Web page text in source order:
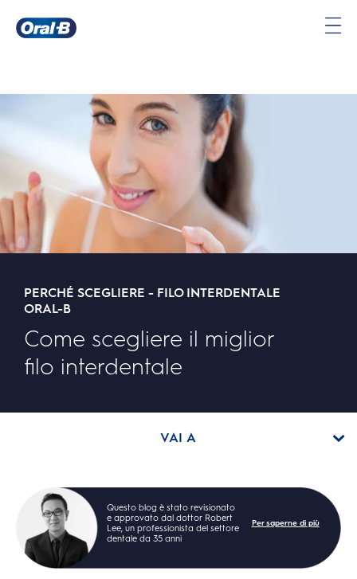
PERCHÉ SCEGLIERE - FILO INTERDENTALE
ORAL-B
Come scegliere il miglior
filo interdentale
VAI A
Questo blog è stato revisionato
e approvato dal dottor Robert
Lee, un professionista del settore
dentale da 35 anni
Per saperne di più